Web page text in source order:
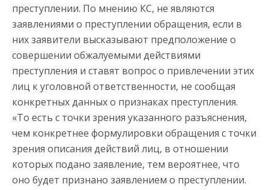
преступлении. По мнению КС, не являются
заявлениями о преступлении обращения, если в
них заявители высказывают предположение о
совершении обжалуемыми действиями
преступления и ставят вопрос о привлечении этих
лиц к уголовной ответственности, не сообщая
конкретных данных о признаках преступления.
«То есть с точки зрения указанного разъяснения,
чем конкретнее формулировки обращения с точки
зрения описания действий лиц, в отношении
которых подано заявление, тем вероятнее, что
оно будет признано заявлением о преступлении.